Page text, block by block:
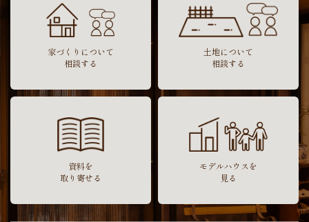
家づくりについて
相談する
土地について
相談する
資料を
取り寄せる
モデルハウスを
見る